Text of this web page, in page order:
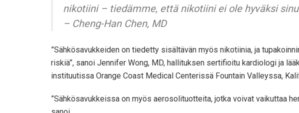
nikotiini – tiedämme, että nikotiini ei ole hyväksi
– Cheng-Han Chen, MD
”Sähkösavukkeiden on tiedetty sisältävän myös nikotiinia, ja
riskiä”, sanoi Jennifer Wong, MD, hallituksen sertifioitu kardiologi ja
instituutissa Orange Coast Medical Centerissä Fountain Valleyssa,
”Sähkösavukkeissa on myös aerosolituotteita, jotka voivat vaikuttaa